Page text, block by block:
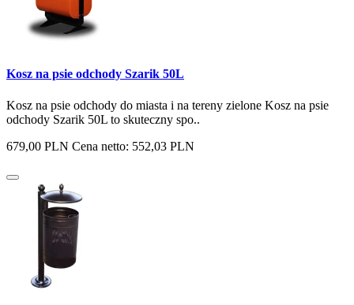
Kosz na psie odchody Szarik 50L
Kosz na psie odchody do miasta i na tereny zielone Kosz na psie
odchody Szarik 50L to skuteczny spo..
679,00 PLN Cena netto: 552,03 PLN